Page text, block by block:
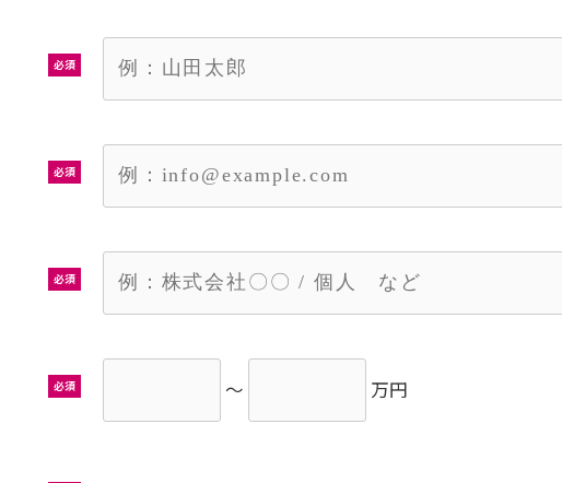
必須
必須
必須
必須 ～ 万円